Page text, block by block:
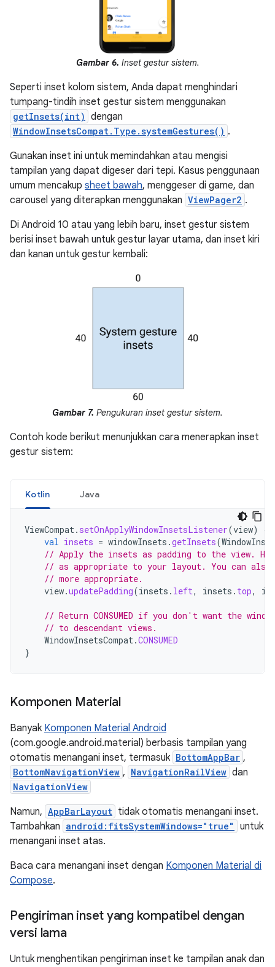
Gambar 6. Inset gestur sistem.
Seperti inset kolom sistem, Anda dapat menghindari
tumpang-tindih inset gestur sistem menggunakan
getInsets(int) dengan
WindowInsetsCompat.Type.systemGestures() .
Gunakan inset ini untuk memindahkan atau mengisi
tampilan yang dapat digeser dari tepi. Kasus penggunaan
umum mencakup sheet bawah, menggeser di game, dan
carousel yang diterapkan menggunakan ViewPager2 .
Di Android 10 atau yang lebih baru, inset gestur sistem
berisi inset bawah untuk gestur layar utama, dan inset kiri
dan kanan untuk gestur kembali:
Gambar 7. Pengukuran inset gestur sistem.
Contoh kode berikut menunjukkan cara menerapkan inset
gestur sistem:
Kotlin Java
ViewCompat. setOnApplyWindowInsetsListener(view) {
val insets = windowInsets .getInsets(
// Apply the insets as padding to the view.
// as appropriate to your layout. You can
// more appropriate.
view.updatePadding(insets . left, insets . top,
// Return CONSUMED if you don't want the
// to descendant views.
WindowInsetsCompat.CONSUMED
}
Komponen Material
Banyak Komponen Material Android
(com.google.android.material) berbasis tampilan yang
otomatis menangani inset, termasuk BottomAppBar ,
BottomNavigationView , NavigationRailView dan
NavigationView
Namun, AppBarLayout tidak otomatis menangani inset.
Tambahkan android:fitsSystemWindows="true"
untuk
menangani inset atas.
Baca cara menangani inset dengan Komponen Material di
Compose.
Pengiriman inset yang kompatibel dengan
versi lama
Untuk menghentikan pengiriman inset ke tampilan anak dan